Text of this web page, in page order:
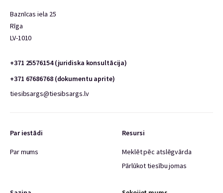
Baznīcas iela 25
Rīga
LV-1010
+371 25576154 (juridiska konsultācija)
+371 67686768 (dokumentu aprite)
tiesibsargs@tiesibsargs.lv
Par iestādi
Par mums
Resursi
Meklēt pēc atslēgvārda
Pārlūkot tiesību jomas